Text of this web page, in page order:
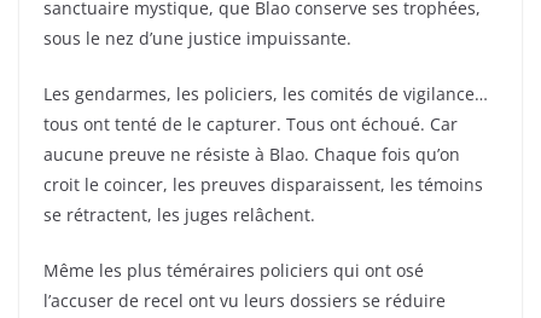
sanctuaire mystique, que Blao conserve ses trophées,
sous le nez d’une justice impuissante.
Les gendarmes, les policiers, les comités de vigilance…
tous ont tenté de le capturer. Tous ont échoué. Car
aucune preuve ne résiste à Blao. Chaque fois qu’on
croit le coincer, les preuves disparaissent, les témoins
se rétractent, les juges relâchent.
Même les plus téméraires policiers qui ont osé
l’accuser de recel ont vu leurs dossiers se réduire